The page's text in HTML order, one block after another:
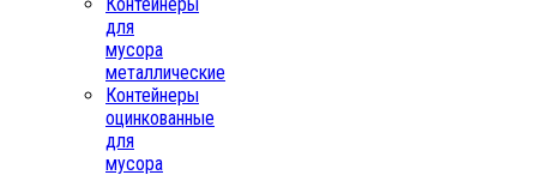
для
мусора
металлические
Контейнеры
оцинкованные
для
мусора